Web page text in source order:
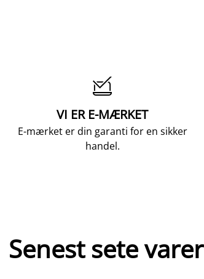

VI ER E-MÆRKET
E-mærket er din garanti for en sikker
handel.
Senest sete varer